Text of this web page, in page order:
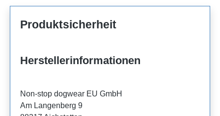
Produktsicherheit
Herstellerinformationen
Non-stop dogwear EU GmbH
Am Langenberg 9